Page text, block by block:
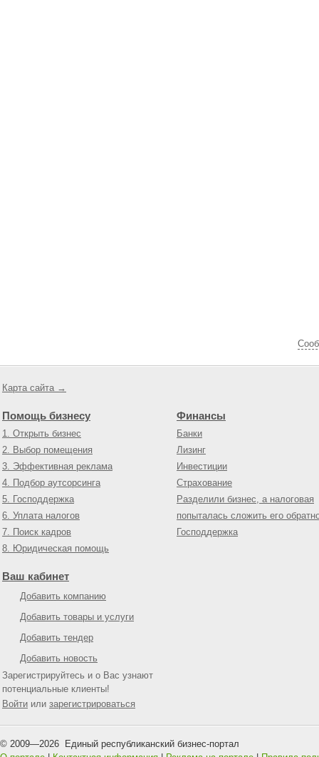
Карта сайта →
Помощь бизнесу
1. Открыть бизнес
2. Выбор помещения
3. Эффективная реклама
4. Подбор аутсорсинга
5. Господдержка
6. Уплата налогов
7. Поиск кадров
8. Юридическая помощь
Финансы
Банки
Лизинг
Инвестиции
Страхование
Разделили бизнес, а налоговая
попыталась сложить его
Господдержка
Ваш кабинет
Добавить компанию
Добавить товары и услуги
Добавить тендер
Добавить новость
Зарегистрируйтесь и о Вас узнают
потенциальные клиенты!
Войти или зарегистрироваться
© 2009—2026 Единый республиканский бизнес-портал